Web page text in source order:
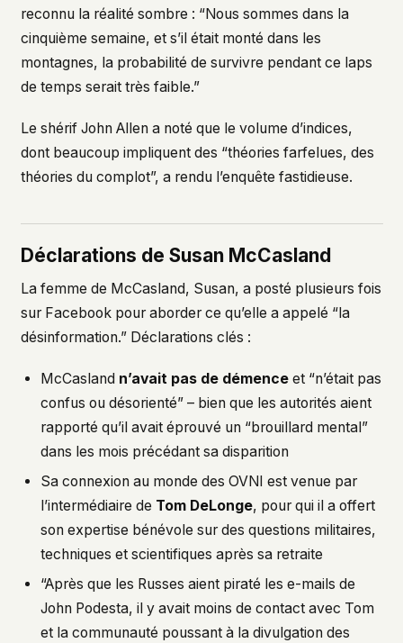
reconnu la réalité sombre : “Nous sommes dans la
cinquième semaine, et s’il était monté dans les
montagnes, la probabilité de survivre pendant ce laps
de temps serait très faible.”
Le shérif John Allen a noté que le volume d’indices,
dont beaucoup impliquent des “théories farfelues, des
théories du complot”, a rendu l’enquête fastidieuse.
Déclarations de Susan McCasland
La femme de McCasland, Susan, a posté plusieurs fois
sur Facebook pour aborder ce qu’elle a appelé “la
désinformation.” Déclarations clés :
McCasland n’avait pas de démence et “n’était pas
confus ou désorienté” – bien que les autorités aient
rapporté qu’il avait éprouvé un “brouillard mental”
dans les mois précédant sa disparition
Sa connexion au monde des OVNI est venue par
l’intermédiaire de Tom DeLonge, pour qui il a offert
son expertise bénévole sur des questions militaires,
techniques et scientifiques après sa retraite
“Après que les Russes aient piraté les e-mails de
John Podesta, il y avait moins de contact avec Tom
et la communauté poussant à la divulgation des